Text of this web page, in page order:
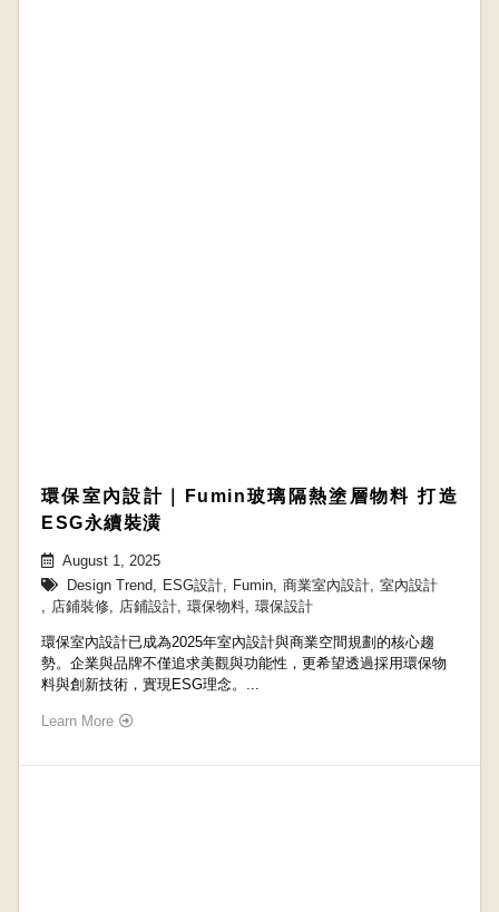
環保室內設計｜Fumin玻璃隔熱塗層物料 打造
ESG永續裝潢
August 1, 2025
Design Trend, ESG設計, Fumin, 商業室內設計, 室內設計
, 店鋪裝修, 店鋪設計, 環保物料, 環保設計
環保室內設計已成為2025年室內設計與商業空間規劃的核心趨
勢。企業與品牌不僅追求美觀與功能性，更希望透過採用環保物
料與創新技術，實現ESG理念。...
Learn More